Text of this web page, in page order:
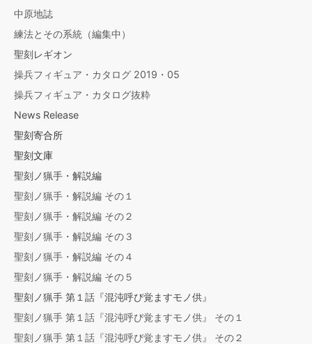
中原地誌
練法とその系統（編集中）
聖刻レギオン
操兵フィギュア・カタログ 2019・05
操兵フィギュア・カタログ抜粋
News Release
聖刻寄合所
聖刻文庫
聖刻ノ猟手・解説編
聖刻ノ猟手・解説編 その１
聖刻ノ猟手・解説編 その２
聖刻ノ猟手・解説編 その３
聖刻ノ猟手・解説編 その４
聖刻ノ猟手・解説編 その５
聖刻ノ猟手 第１話『混沌呼び覚ますモノ供』
聖刻ノ猟手 第１話『混沌呼び覚ますモノ供』 その１
聖刻ノ猟手 第１話『混沌呼び覚ますモノ供』 その２